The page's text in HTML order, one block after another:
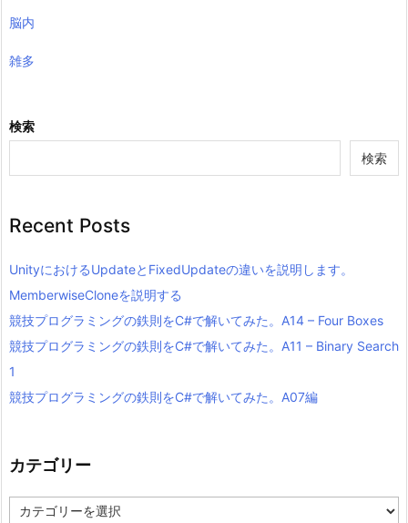
脳内
雑多
検索
検索
Recent Posts
UnityにおけるUpdateとFixedUpdateの違いを説明します。
MemberwiseCloneを説明する
競技プログラミングの鉄則をC#で解いてみた。A14 – Four Boxes
競技プログラミングの鉄則をC#で解いてみた。A11 – Binary Search
1
競技プログラミングの鉄則をC#で解いてみた。A07編
カテゴリー